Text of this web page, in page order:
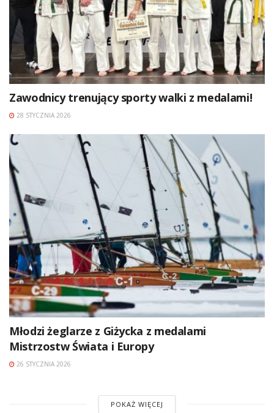
Zawodnicy trenujący sporty walki z medalami!
28 STYCZNIA 2026
Młodzi żeglarze z Giżycka z medalami
Mistrzostw Świata i Europy
26 STYCZNIA 2026
POKAŻ WIĘCEJ